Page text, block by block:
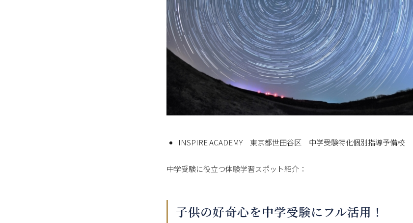
INSPIRE ACADEMY 東京都世田谷区 中学受験特化個別指導予備校
中学受験に役立つ体験学習スポット紹介：
子供の好奇心を中学受験にフル活用！